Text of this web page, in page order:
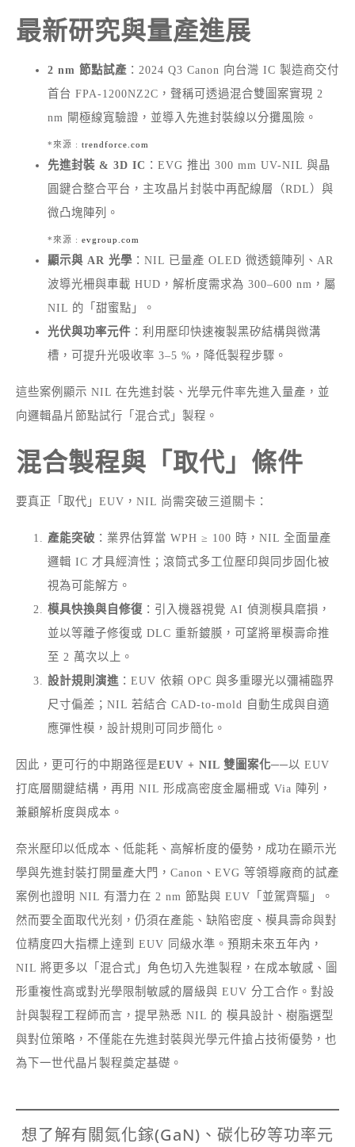
最新研究與量產進展
2 nm 節點試產 ：2024 Q3 Canon 向台灣 IC 製造商交付
首台 FPA-1200NZ2C，聲稱可透過混合雙圖案實現 2
nm 閘極線寬驗證，並導入先進封裝線以分攤風險。
*來源 : trendforce.com
先進封裝 & 3D IC ：EVG 推出 300 mm UV-NIL 與晶
圓鍵合整合平台，主攻晶片封裝中再配線層（RDL）與
微凸塊陣列。
*來源 : evgroup.com
顯示與 AR 光學 ：NIL 已量產 OLED 微透鏡陣列、AR
波導光柵與車載 HUD，解析度需求為 300–600 nm，屬
NIL 的「甜蜜點」。
光伏與功率元件 ：利用壓印快速複製黑矽結構與微溝
槽，可提升光吸收率 3–5 %，降低製程步驟。
這些案例顯示 NIL 在先進封裝、光學元件率先進入量產，並
向邏輯晶片節點試行「混合式」製程。
混合製程與「取代」條件
要真正「取代」EUV，NIL 尚需突破三道關卡：
產能突破 ：業界估算當 WPH ≥ 100 時，NIL 全面量產
邏輯 IC 才具經濟性；滾筒式多工位壓印與同步固化被
視為可能解方。
模具快換與自修復 ：引入機器視覺 AI 偵測模具磨損，
並以等離子修復或 DLC 重新鍍膜，可望將單模壽命推
至 2 萬次以上。
設計規則演進 ：EUV 依賴 OPC 與多重曝光以彌補臨界
尺寸偏差；NIL 若結合 CAD-to-mold 自動生成與自適
應彈性模，設計規則可同步簡化。
因此，更可行的中期路徑是EUV + NIL 雙圖案化──以 EUV
打底層關鍵結構，再用 NIL 形成高密度金屬柵或 Via 陣列，
兼顧解析度與成本。
奈米壓印以低成本、低能耗、高解析度的優勢，成功在顯示光
學與先進封裝打開量產大門，Canon、EVG 等領導廠商的試產
案例也證明 NIL 有潛力在 2 nm 節點與 EUV「並駕齊驅」。
然而要全面取代光刻，仍須在產能、缺陷密度、模具壽命與對
位精度四大指標上達到 EUV 同級水準。預期未來五年內，
NIL 將更多以「混合式」角色切入先進製程，在成本敏感、圖
形重複性高或對光學限制敏感的層級與 EUV 分工合作。對設
計與製程工程師而言，提早熟悉 NIL 的 模具設計、樹脂選型
與對位策略，不僅能在先進封裝與光學元件搶占技術優勢，也
為下一世代晶片製程奠定基礎。
想了解有關氮化鎵(GaN)、碳化矽等功率元